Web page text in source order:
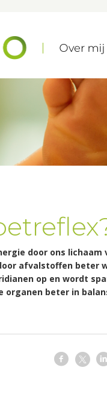
door ons
afvalstoffen beter
op en wordt
beter in